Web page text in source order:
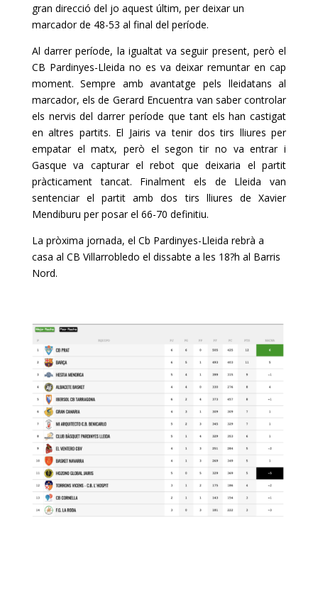
gran direcció del jo aquest últim, per deixar un
marcador de 48-53 al final del període.
Al darrer període, la igualtat va seguir present, però el
CB Pardinyes-Lleida no es va deixar remuntar en cap
moment. Sempre amb avantatge pels lleidatans al
marcador, els de Gerard Encuentra van saber controlar
els nervis del darrer període que tant els han castigat
en altres partits. El Jairis va tenir dos tirs lliures per
empatar el matx, però el segon tir no va entrar i
Gasque va capturar el rebot que deixaria el partit
pràcticament tancat. Finalment els de Lleida van
sentenciar el partit amb dos tirs lliures de Xavier
Mendiburu per posar el 66-70 definitiu.
La pròxima jornada, el Cb Pardinyes-Lleida rebrà a
casa al CB Villarrobledo el dissabte a les 18?h al Barris
Nord.